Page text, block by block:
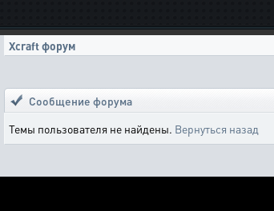
Xcraft форум
Сообщение форума
Темы пользователя не найдены. Вернуться назад